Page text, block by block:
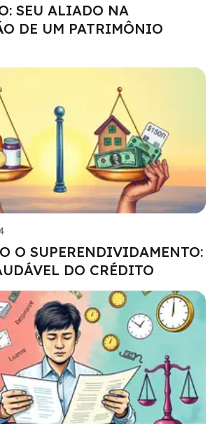
SEU ALIADO NA
DE UM PATRIMÔNIO
O SUPERENDIVIDAMENTO:
DO CRÉDITO